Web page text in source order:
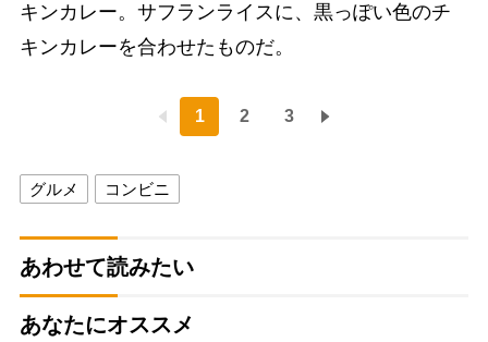
キンカレー。サフランライスに、黒っぽい色のチ
キンカレーを合わせたものだ。
1 2 3
グルメ コンビニ
あわせて読みたい
あなたにオススメ